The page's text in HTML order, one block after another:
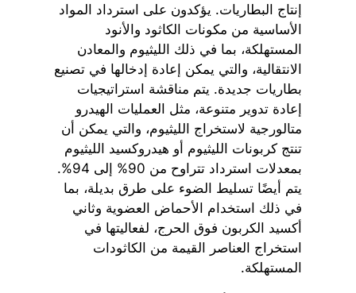
إنتاج البطاريات. يؤكدون على استرداد المواد
الأساسية من مكونات الكاثود والأنود
المستهلكة، بما في ذلك الليثيوم والمعادن
الانتقالية، والتي يمكن إعادة إدخالها في تصنيع
بطاريات جديدة. يتم مناقشة استراتيجيات
إعادة تدوير متنوعة، مثل العمليات الهيدرو
متالورجية لاستخراج الليثيوم، والتي يمكن أن
تنتج كربونات الليثيوم أو هيدروكسيد الليثيوم
بمعدلات استرداد تتراوح من 90% إلى 94%.
يتم أيضًا تسليط الضوء على طرق بديلة، بما
في ذلك استخدام الأحماض العضوية وثاني
أكسيد الكربون فوق الحرج، لفعاليتها في
استخراج العناصر القيمة من الكاثودات
المستهلكة.